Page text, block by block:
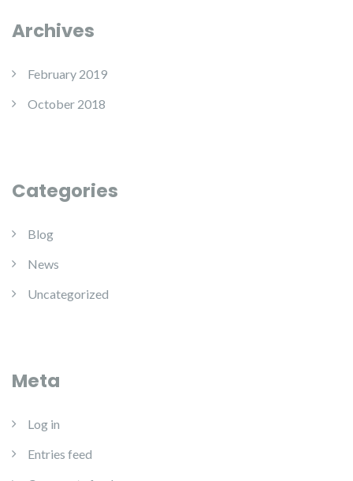
Archives
February 2019
October 2018
Categories
Blog
News
Uncategorized
Meta
Log in
Entries feed